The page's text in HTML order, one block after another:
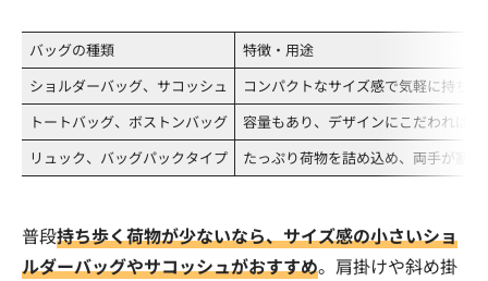
バッグの種類
特徴・用途
ショルダーバッグ、サコッシュ
コンパクトなサイズ感で気軽に持ち
トートバッグ、ボストンバッグ
容量もあり、デザインにこだわれば
リュック、バッグパックタイプ
たっぷり荷物を詰め込め、両手が塞
普段持ち歩く荷物が少ないなら、サイズ感の小さいショ
ルダーバッグやサコッシュがおすすめ。肩掛けや斜め掛